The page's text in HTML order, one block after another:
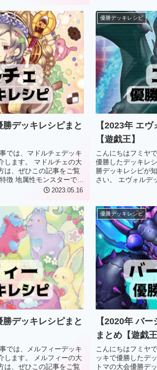
勝デッキレシピまと
では、マドルチェデッキ
します。 マドルチェの大
は、ぜひこの記事をご覧
徴 地属性モンスターで統
2023.05.16
優勝デッキレシピ
【2023年 エ
【遊戯王】
こんにちはフミヤ
優勝したデッキレ
勝デッキレシピが
さい。 エヴォルデ
勝デッキレシピまと
では、メルフィーデッキ
します。 メルフィーの大
は、ぜひこの記事をご覧
優勝デッキレシピ
【2020年 バ
まとめ【遊戯王
こんにちはフミヤ
ッキで優勝したデ
トマの大会優勝デ